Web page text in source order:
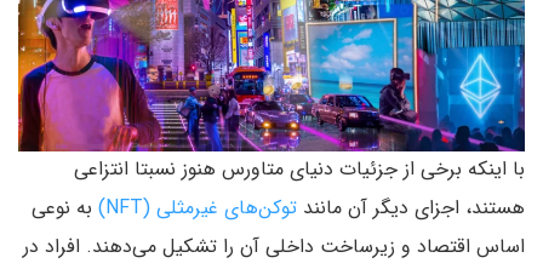
با اینکه برخی از جزئیات دنیای متاورس هنوز نسبتا انتزاعی
هستند، اجزای دیگر آن مانند توکن‌های غیرمثلی (NFT)
به نوعی
اساس اقتصاد و زیرساخت داخلی آن را تشکیل می‌دهند. افراد در